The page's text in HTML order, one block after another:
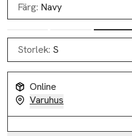
Färg: Navy
Storlek: S
Online
Varuhus